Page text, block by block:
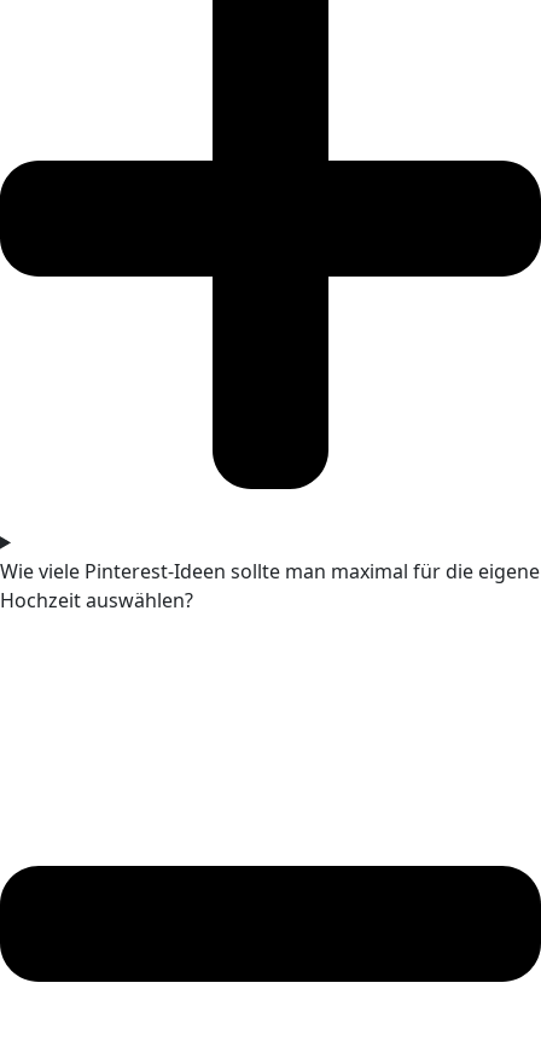
Wie viele Pinterest-Ideen sollte man maximal für die eigene
Hochzeit auswählen?